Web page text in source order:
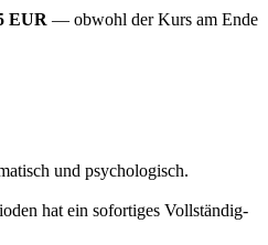
EUR — obwohl der Kurs am Ende
und psychologisch.
hat ein sofortiges Vollständig-